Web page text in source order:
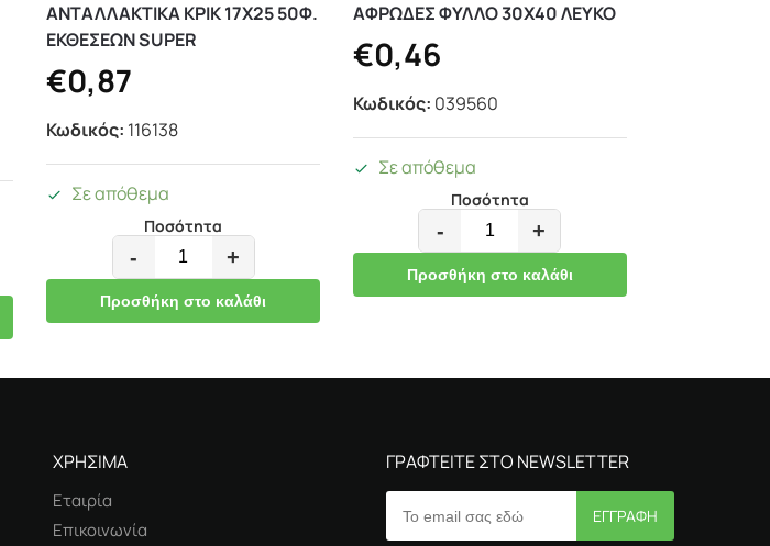
ΑΝΤΑΛΛΑΚΤΙΚΑ ΚΡΙΚ 17Χ25 50Φ.
ΕΚΘΕΣΕΩΝ SUPER
€0,87
Κωδικός: 116138
Σε απόθεμα
Ποσότητα
- +
Προσθήκη στο καλάθι
ΑΦΡΩΔΕΣ ΦΥΛΛΟ 30Χ40 ΛΕΥΚΟ
€0,46
Κωδικός: 039560
Σε απόθεμα
Ποσότητα
- +
Προσθήκη στο καλάθι
ΧΡΗΣΙΜΑ
Εταιρία
Επικοινωνία
ΓΡΑΦΤΕΙΤΕ ΣΤΟ NEWSLETTER